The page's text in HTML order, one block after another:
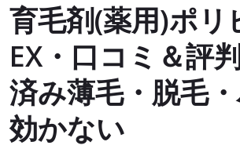
育毛剤(薬用)ポリ
EX・口コミ＆評
済み薄毛・脱毛
効かない